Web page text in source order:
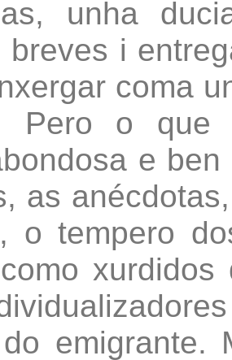
unha
breves i
coma
Pero o que
e
as
o tempero
emigrante.